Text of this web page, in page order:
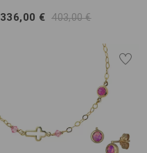
336,00 € 403,00 €